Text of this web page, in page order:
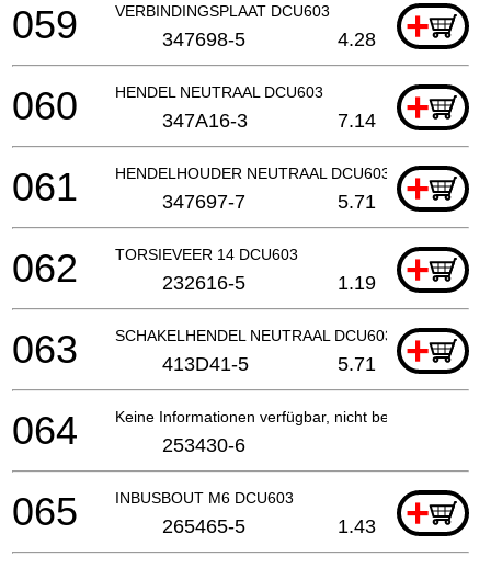
VERBINDINGSPLAAT DCU603 +
059 347698-5 4.28
HENDEL NEUTRAAL DCU603 +
060 347A16-3 7.14
HENDELHOUDER NEUTRAAL DCU603 +
061 347697-7 5.71
TORSIEVEER 14 DCU603 +
062 232616-5 1.19
SCHAKELHENDEL NEUTRAAL DCU603 +
063 413D41-5 5.71
Keine Informationen verfügbar, nicht bestellbar
064 253430-6
INBUSBOUT M6 DCU603 +
065 265465-5 1.43